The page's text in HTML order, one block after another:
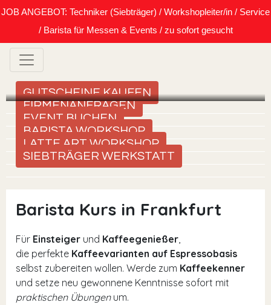
JOB ANGEBOT: Techniker (Siebträger) / Workshopleiter/in / Service
/ Barista für Messen & Events / zu sofort gesucht
GUTSCHEINE KAUFEN
FIRMENANFRAGEN
EVENT BUCHEN
BARISTA WORKSHOP
LATTE ART WORKSHOP
SIEBTRÄGER WERKSTATT
Barista Kurs in Frankfurt
Für Einsteiger und Kaffeegenießer,
die perfekte Kaffeevarianten auf Espressobasis
selbst zubereiten wollen. Werde zum Kaffeekenner
und setze neu gewonnene Kenntnisse sofort mit
praktischen Übungenum.